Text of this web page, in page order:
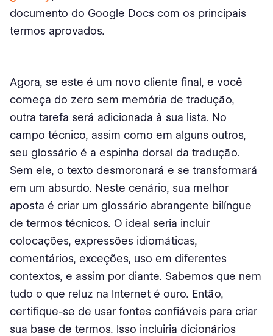
documento do Google Docs com os principais
termos aprovados.
Agora, se este é um novo cliente final, e você
começa do zero sem memória de tradução,
outra tarefa será adicionada à sua lista. No
campo técnico, assim como em alguns outros,
seu glossário é a espinha dorsal da tradução.
Sem ele, o texto desmoronará e se transformará
em um absurdo. Neste cenário, sua melhor
aposta é criar um glossário abrangente bilíngue
de termos técnicos. O ideal seria incluir
colocações, expressões idiomáticas,
comentários, exceções, uso em diferentes
contextos, e assim por diante. Sabemos que nem
tudo o que reluz na Internet é ouro. Então,
certifique-se de usar fontes confiáveis para criar
sua base de termos. Isso incluiria dicionários